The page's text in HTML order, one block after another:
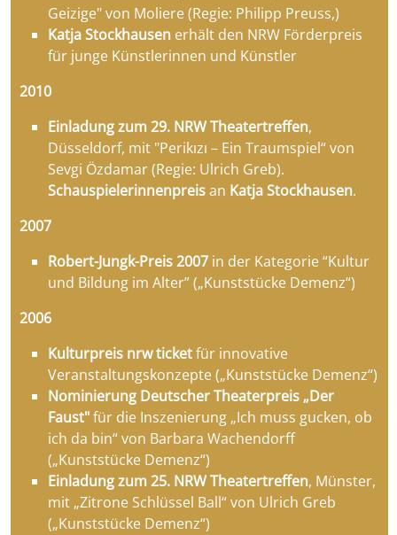
Geizige" von Moliere (Regie: Philipp Preuss,)
Katja Stockhausen erhält den NRW Förderpreis
für junge Künstlerinnen und Künstler
2010
Einladung zum 29. NRW Theatertreffen,
Düsseldorf, mit "Perikızı – Ein Traumspiel“ von
Sevgi Özdamar (Regie: Ulrich Greb).
Schauspielerinnenpreisan Katja Stockhausen.
2007
Robert-Jungk-Preis 2007 in der Kategorie “Kultur
und Bildung im Alter” („Kunststücke Demenz“)
2006
Kulturpreis nrw ticketfür innovative
Veranstaltungskonzepte („Kunststücke Demenz“)
Nominierung Deutscher Theaterpreis „Der
Faust"für die Inszenierung „Ich muss gucken, ob
ich da bin“von Barbara Wachendorff
(„Kunststücke Demenz“)
Einladung zum 25. NRW Theatertreffen, Münster,
mit „Zitrone Schlüssel Ball“ von Ulrich Greb
(„Kunststücke Demenz“)